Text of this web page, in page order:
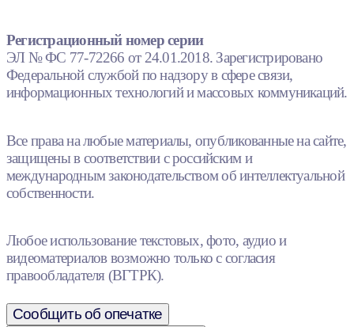
Регистрационный номер серии
ЭЛ № ФС 77-72266 от 24.01.2018. Зарегистрировано
Федеральной службой по надзору в сфере связи,
информационных технологий и массовых коммуникаций.
Все права на любые материалы, опубликованные на сайте,
защищены в соответствии с российским и
международным законодательством об интеллектуальной
собственности.
Любое использование текстовых, фото, аудио и
видеоматериалов возможно только с согласия
правообладателя (ВГТРК).
Сообщить об опечатке